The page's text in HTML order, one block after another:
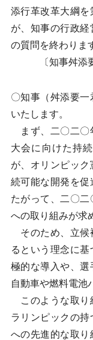
添行革改革大綱
が、知事の行政
の質問を終わりま
〔知事舛添要
〇知事（舛添要
いたします。
まず、二〇二〇
大会に向けた持
が、オリンピッ
続可能な開発を促
たがって、二〇
への取り組みが求
そのため、立候
るという理念に
極的な導入や、
自動車や燃料電池
このような取り
ラリンピックの
への先進的な取